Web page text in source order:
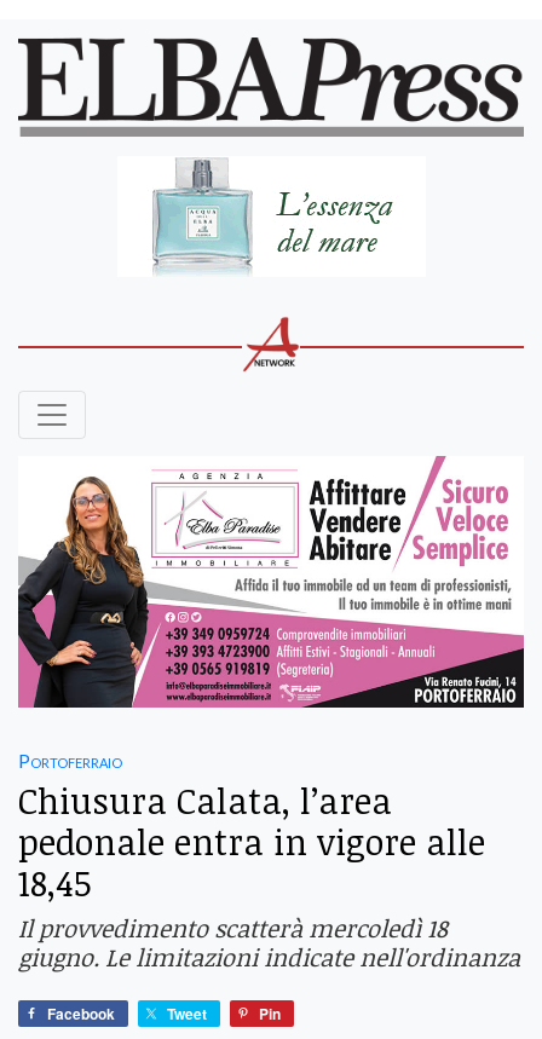
Portoferraio
Chiusura Calata, l’area
pedonale entra in vigore alle
18,45
Il provvedimento scatterà mercoledì 18
giugno. Le limitazioni indicate nell'ordinanza
Facebook Tweet Pin